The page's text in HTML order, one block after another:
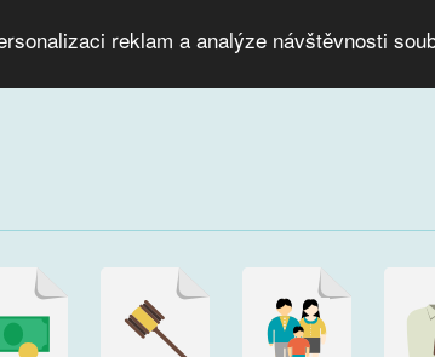
reklam a analýze návštěvnosti